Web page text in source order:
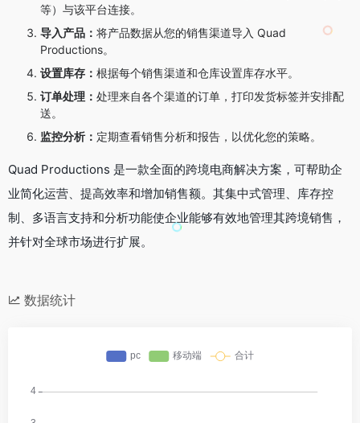
等）与该平台连接。
导入产品： 将产品数据从您的销售渠道导入 Quad
Productions。
设置库存： 根据每个销售渠道和仓库设置库存水平。
订单处理： 处理来自各个渠道的订单，打印发货标签并安排配
送。
监控分析： 定期查看销售分析和报告，以优化您的策略。
Quad Productions 是一款全面的跨境电商解决方案，可帮助企
业简化运营、提高效率和增加销售额。其集中式管理、库存控
制、多语言支持和分析功能使企业能够有效地管理其跨境销售，
并针对全球市场进行扩展。
数据统计